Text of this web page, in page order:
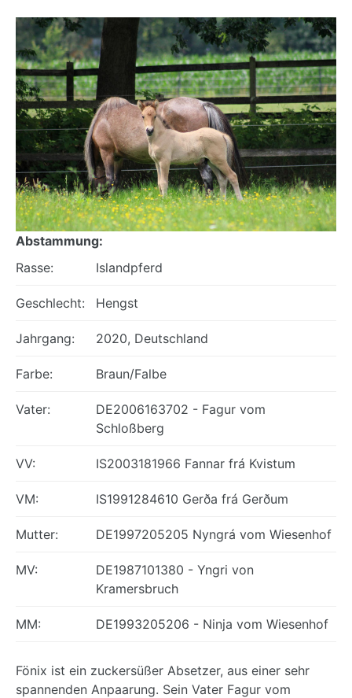
Abstammung:
Rasse:
Islandpferd
Geschlecht: Hengst
Jahrgang: 2020, Deutschland
Farbe: Braun/Falbe
Vater:
DE2006163702 - Fagur vom
Schloßberg
VV: IS2003181966 Fannar frá Kvistum
VM: IS1991284610 Gerða frá Gerðum
Mutter: DE1997205205 Nyngrá vom Wiesenhof
MV:
DE1987101380 - Yngri von
Kramersbruch
MM: DE1993205206 - Ninja vom Wiesenhof
Fönix ist ein zuckersüßer Absetzer, aus einer sehr
spannenden Anpaarung. Sein Vater Fagur vom